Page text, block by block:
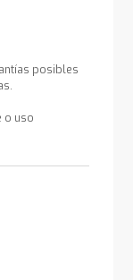
posibles
o uso